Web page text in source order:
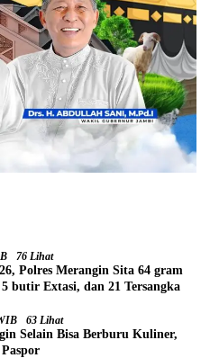
76 Lihat
Polres Merangin Sita 64 gram
butir Extasi, dan 21 Tersangka
63 Lihat
Selain Bisa Berburu Kuliner,